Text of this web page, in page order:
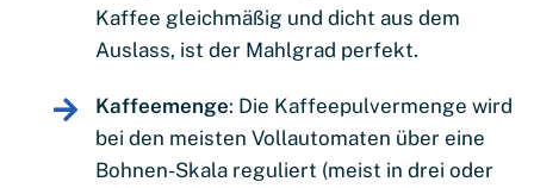
Kaffee gleichmäßig und dicht aus dem
Auslass, ist der Mahlgrad perfekt.
Kaffeemenge: Die Kaffeepulvermenge wird
bei den meisten Vollautomaten über eine
Bohnen-Skala reguliert (meist in drei oder